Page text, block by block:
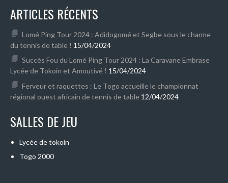
ARTICLES RÉCENTS
Lomé Ping Tour 2024 : Adidogomé et Segbe sous le charme
du tennis de table ! 15/04/2024
Succès Fou du Lomé Ping Tour 2024 : La Caravane Embrase
Lycée de Tokoin et Amoutivé ! 15/04/2024
Ferveur et raquettes : Le Togo accueille le championnat
régional ouest africain de tennis de table 12/04/2024
SALLES DE JEU
Lycée de tokoin
Togo 2000